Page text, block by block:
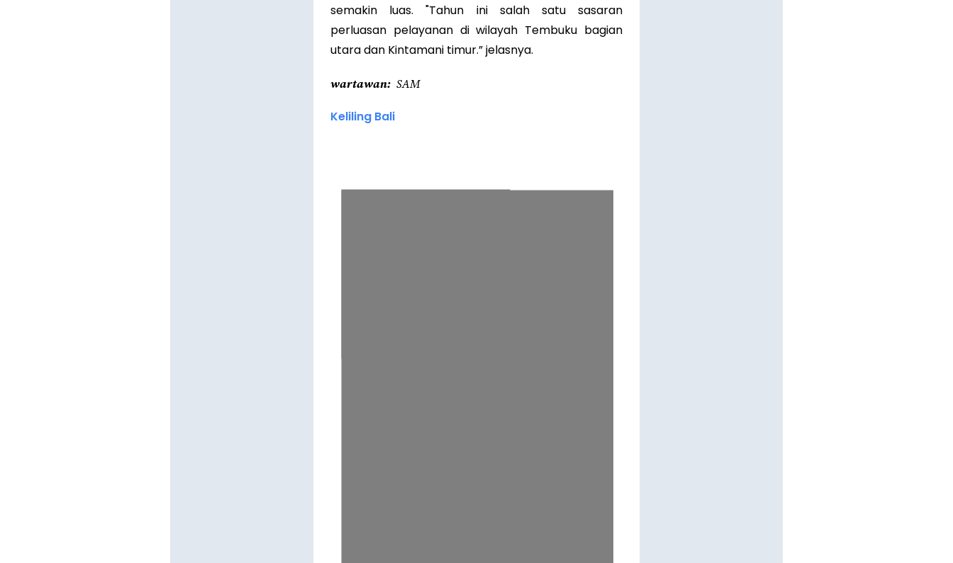
semakin luas. "Tahun ini salah satu sasaran
perluasan pelayanan di wilayah Tembuku bagian
utara dan Kintamani timur.” jelasnya.
wartawan SAM
Keliling Bali